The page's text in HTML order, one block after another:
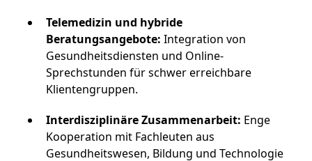
Telemedizin und hybride
Beratungsangebote: Integration von
Gesundheitsdiensten und Online-
Sprechstunden für schwer erreichbare
Klientengruppen.
Interdisziplinäre Zusammenarbeit: Enge
Kooperation mit Fachleuten aus
Gesundheitswesen, Bildung und Technologie